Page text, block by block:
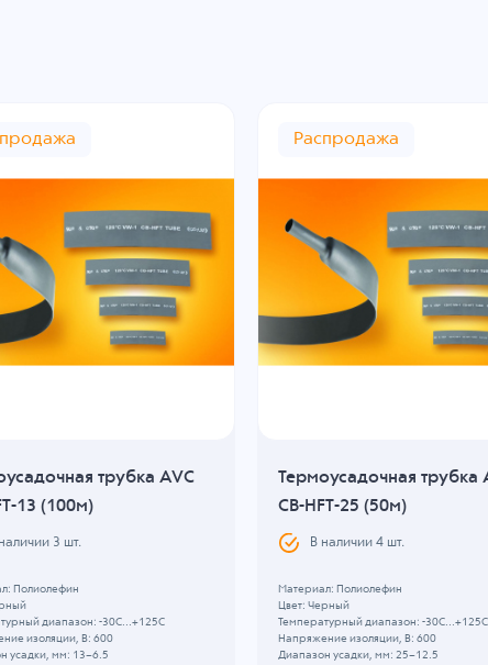
трубка AVC
13 (100м)
3 шт.
Полиолефин
диапазон: -30C...+125C
изоляции, В: 600
усадки, мм: 13~6.5
Распродажа
Термоусадочная трубка
CB-HFT-25 (50м)
В наличии 4шт.
Материал: Полиолефин
Цвет: Черный
Температурный диапазон: -30C...+125C
Напряжение изоляции, В: 600
Диапазон усадки, мм: 25~12.5